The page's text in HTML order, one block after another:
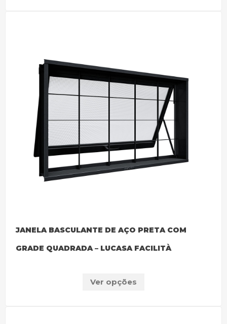
JANELA BASCULANTE DE AÇO PRETA COM
GRADE QUADRADA – LUCASA FACILITÀ
Ver opções